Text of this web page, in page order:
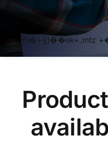
m�+jj]��ek+.mƭz